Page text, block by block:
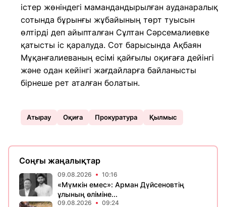
істер жөніндегі мамандандырылған ауданаралық
сотында бұрынғы жұбайының төрт туысын
өлтірді деп айыпталған Сұлтан Сәрсемалиевке
қатысты іс қаралуда. Сот барысында Ақбаян
Мұқанғалиеваның есімі қайғылы оқиғаға дейінгі
және одан кейінгі жағдайларға байланысты
бірнеше рет аталған болатын.
Атырау Оқиға Прокуратура Қылмыс
Соңғы жаңалықтар
09.08.2026 10:16
«Мүмкін емес»: Арман Дүйсеновтің
ұлының өліміне...
09.08.2026 09:24